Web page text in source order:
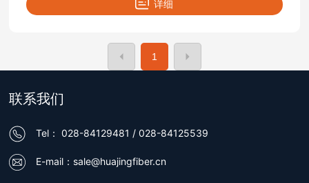
详细
1
联系我们
Tel：028-84129481 /028-84125539
E-mail： sale@huajingfiber.cn